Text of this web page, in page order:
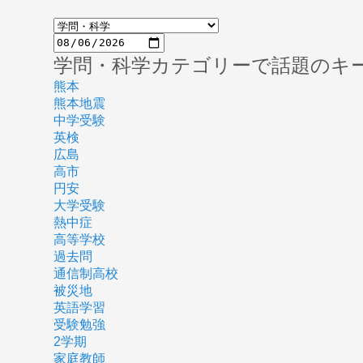
学問・科学カテゴリーで話題のキ
熊本
熊本地震
中学受験
英検
広島
高市
円安
大学受験
熱中症
高等学校
過去問
通信制高校
被災地
英語学習
受験勉強
2学期
家庭教師